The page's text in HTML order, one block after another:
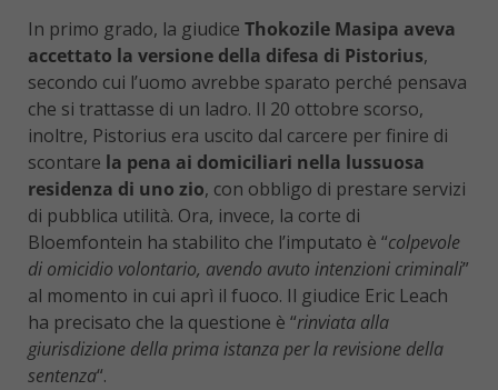
In primo grado, la giudice Thokozile Masipa aveva
accettato la versione della difesa di Pistorius,
secondo cui l’uomo avrebbe sparato perché pensava
che si trattasse di un ladro. Il 20 ottobre scorso,
inoltre, Pistorius era uscito dal carcere per finire di
scontare la pena ai domiciliari nella lussuosa
residenza di uno zio, con obbligo di prestare servizi
di pubblica utilità. Ora, invece, la corte di
Bloemfontein ha stabilito che l’imputato è “colpevole
di omicidio volontario, avendo avuto intenzioni criminali”
al momento in cui aprì il fuoco. Il giudice Eric Leach
ha precisato che la questione è “rinviata alla
giurisdizione della prima istanza per la revisione della
sentenza“.